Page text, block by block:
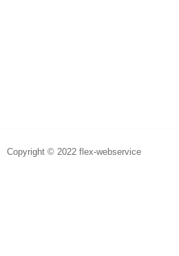
Copyright © 2022 flex-webservice